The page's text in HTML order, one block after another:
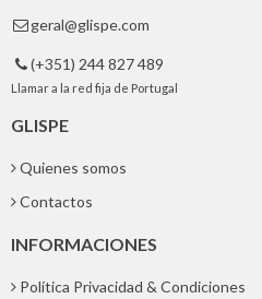
 geral@glispe.com
 (+351) 244 827 489
Llamar a la red fija de Portugal
GLISPE
Quienes somos
Contactos
INFORMACIONES
Política Privacidad & Condiciones